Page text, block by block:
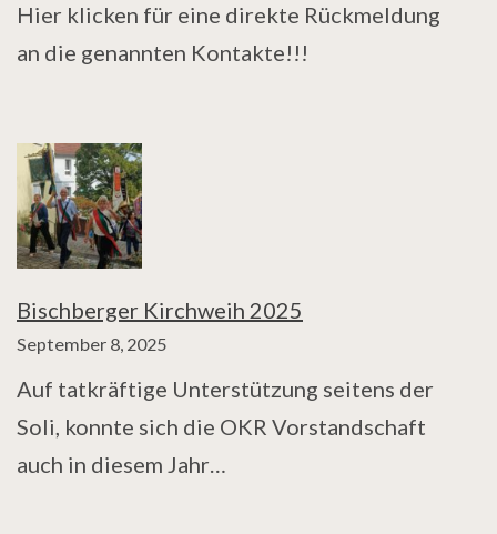
Hier klicken für eine direkte Rückmeldung
an die genannten Kontakte!!!
Bischberger Kirchweih 2025
September 8, 2025
Auf tatkräftige Unterstützung seitens der
Soli, konnte sich die OKR Vorstandschaft
auch in diesem Jahr…